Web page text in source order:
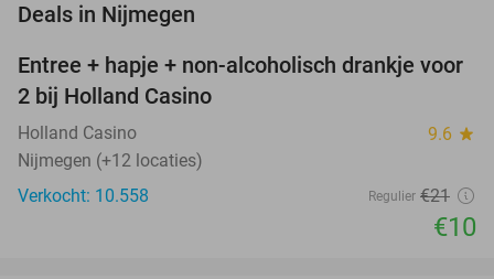
Deals in Nijmegen
52%
Entree + hapje + non-alcoholisch drankje voor
2 bij Holland Casino
Holland Casino 9.6 star
Nijmegen (+12 locaties)
Verkocht: 10.558
Regulier €21
€10